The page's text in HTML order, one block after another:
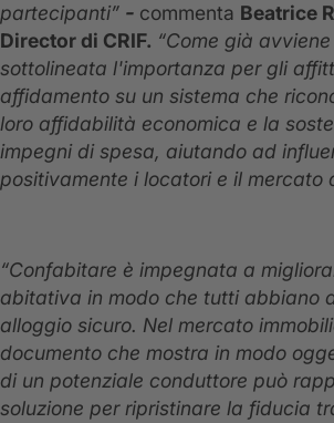
partecipanti” - commenta Beatrice
Director di CRIF. “Come già
sottolineata l'importanza per gli
affidamento su un sistema che
loro affidabilità economica e la
impegni di spesa, aiutando ad
positivamente i locatori e il mercato
“Confabitare è impegnata a
abitativa in modo che tutti abbiano
alloggio sicuro. Nel mercato
documento che mostra in modo
di un potenziale conduttore può
soluzione per ripristinare la fiducia